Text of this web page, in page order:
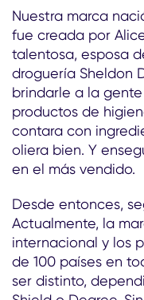
Nuestra marca
fue creada por
talentosa, esposa
droguería Sheldon
brindarle a la
productos de
contara con
oliera bien. Y
en el más vendido.
Desde entonces,
Actualmente, la
internacional y los
de 100 países en
ser distinto,